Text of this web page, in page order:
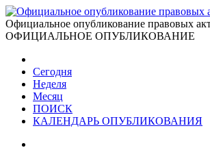
Официальное опубликование правовых
ОФИЦИАЛЬНОЕ ОПУБЛИКОВАНИЕ
Сегодня
Неделя
Месяц
ПОИСК
КАЛЕНДАРЬ ОПУБЛИКОВАНИЯ